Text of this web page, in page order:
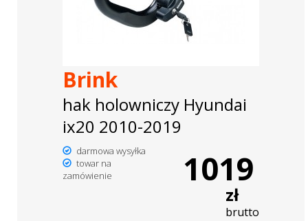
Brink
hak holowniczy Hyundai
ix20 2010-2019
darmowa wysyłka
towar na
zamówienie
1019
zł
brutto